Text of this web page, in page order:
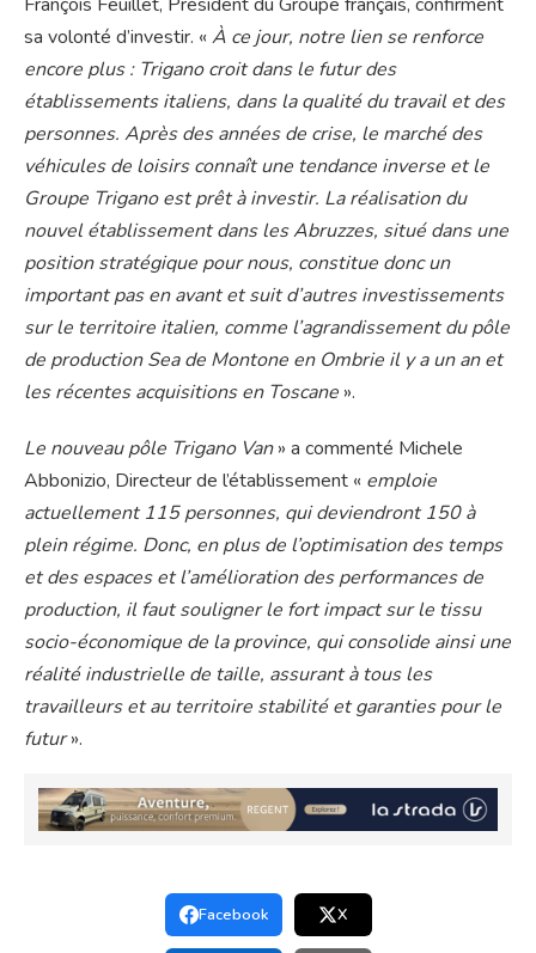
sa volonté d’investir. « À ce jour, notre lien se renforce
encore plus : Trigano croit dans le futur des
établissements italiens, dans la qualité du travail et des
personnes. Après des années de crise, le marché des
véhicules de loisirs connaît une tendance inverse et le
Groupe Trigano est prêt à investir. La réalisation du
nouvel établissement dans les Abruzzes, situé dans une
position stratégique pour nous, constitue donc un
important pas en avant et suit d’autres investissements
sur le territoire italien, comme l’agrandissement du pôle
de production Sea de Montone en Ombrie il y a un an et
les récentes acquisitions en Toscane ».
Le nouveau pôle Trigano Van» a commenté Michele
Abbonizio, Directeur de l’établissement « emploie
actuellement 115 personnes, qui deviendront 150 à
plein régime. Donc, en plus de l’optimisation des temps
et des espaces et l’amélioration des performances de
production, il faut souligner le fort impact sur le tissu
socio-économique de la province, qui consolide ainsi une
réalité industrielle de taille, assurant à tous les
travailleurs et au territoire stabilité et garanties pour le
futur».
Facebook X